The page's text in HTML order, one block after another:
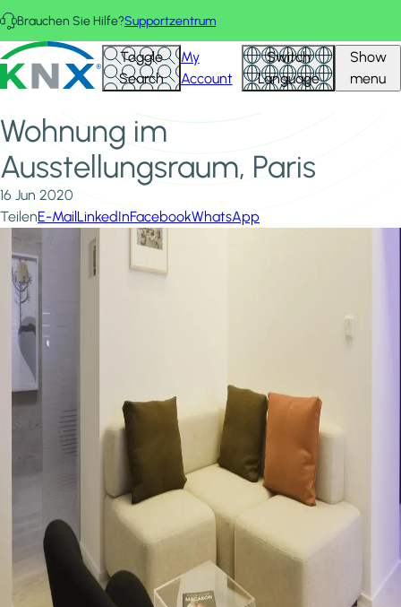
Direkt zum Inhalt
Brauchen Sie Hilfe?Supportzentrum
KNX - Homepage Toggle
Search
My
Account
Switch
Language
Show
menu
Startseite
Neuigkeiten und Einblicke
Wohnung im Ausstellungsraum, Paris
Wohnung im
Ausstellungsraum, Paris
16 Jun 2020
TeilenE-MailLinkedInFacebookWhatsApp
Image